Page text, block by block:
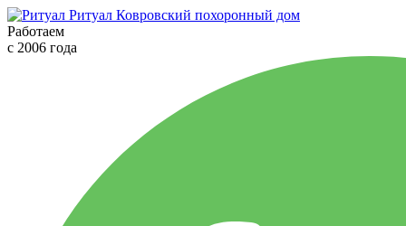
Ритуал Ковровский похоронный дом
Работаем
с 2006 года